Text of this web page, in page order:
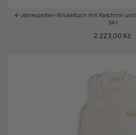
4-Jahreszeiten-Wickeltuch mit Kaschmir und
341
2.223,00 Kč